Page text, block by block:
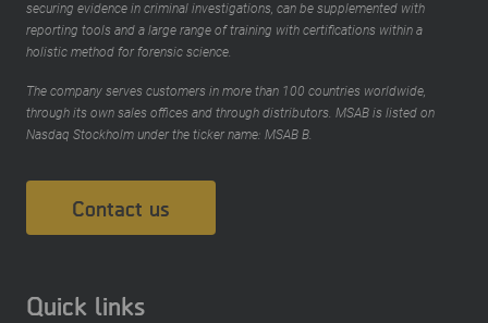
securing evidence in criminal investigations, can be supplemented with
reporting tools and a large range of training with certifications within a
holistic method for forensic science.
The company serves customers in more than 100 countries worldwide,
through its own sales offices and through distributors. MSAB is listed on
Nasdaq Stockholm under the ticker name: MSAB B.
Contact us
Quick links